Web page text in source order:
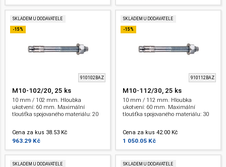
SKLADEM U DODAVATELE
-15%
910102BAZ
M10-102/20, 25 ks
10 mm / 102 mm. Hloubka
ukotvení: 60 mm. Maximální
tloušťka spojovaného materiálu: 20
Cena za kus 38.53 Kč
963.29 Kč
SKLADEM U DODAVATELE
-15%
910112BAZ
M10-112/30, 25 ks
10 mm / 112 mm. Hloubka
ukotvení: 60 mm. Maximální
tloušťka spojovaného materiálu: 30
Cena za kus 42.00 Kč
1 050.05 Kč
SKLADEM U DODAVATELE SKLADEM U DODAVATELE